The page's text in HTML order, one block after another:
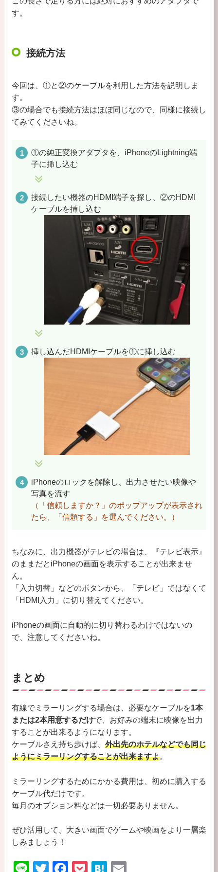
す。
接続方法
今回は、①と②のケーブルを利用した方法を説明しま
す。
③の場合でも接続方法はほぼ同じなので、同様に接続し
てみてくださいね。
①の純正変換アダプタを、iPhoneのLightning端
子に挿し込む
接続したい機器のHDMI端子を探し、②のHDMI
ケーブルを挿し込む
挿し込んだHDMIケーブルを①に挿し込む
iPhoneのロックを解除し、出力させたい映像や
写真を流す
（「信頼しますか？」のポップアップが表示され
たら、「信頼する」を選んでください。）
ちなみに、出力機器がテレビの場合は、『テレビ表示』
のままだとiPhoneの画面を表示することが出来ませ
ん。
「入力切替」などのボタンから、「テレビ」ではなくて
「HDMI入力」に切り替えてください。
iPhoneの画面に自動的に切り替わるわけではないの
で、注意してくださいね。
まとめ
有線でミラーリングする場合は、必要なケーブルを1本
または2本用意するだけで、お好みの端末に映像を出力
することが出来るようになります。
ケーブルさえ持ち歩けば、 外出先のホテルなどでも同じ
ようにミラーリングすることが出来ますよ。
ミラーリングするためにかかる費用は、初めに購入する
ケーブル代だけです。
毎月のオプション料などは一切必要ありません。
ぜひ活用して、大きい画面でゲームや映画をより一層楽
しみましょう！
Li
T
F
P
H